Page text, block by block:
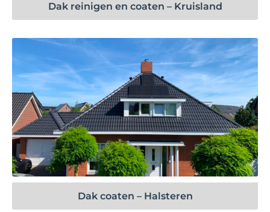
Dak reinigen en coaten – Kruisland
Bekijk project
Dak coaten – Halsteren